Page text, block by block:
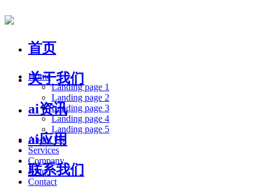
首页
关于我们
ai资讯
ai应用
联系我们
Home
Landing page 1
Landing page 2
Landing page 3
Landing page 4
Landing page 5
About Us
Services
Company
Blog
Contact